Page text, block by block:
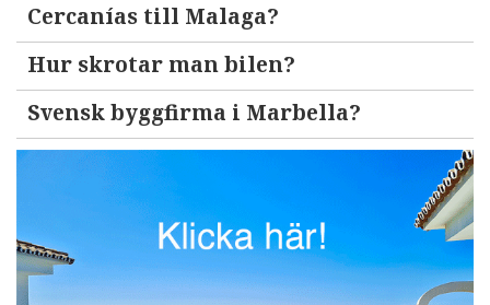
Cercanías till Malaga?
Hur skrotar man bilen?
Svensk byggfirma i Marbella?